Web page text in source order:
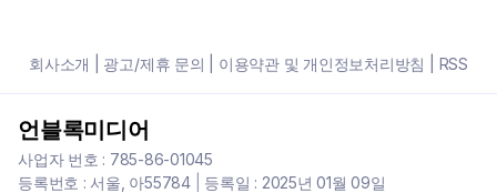
회사소개 광고/제휴 문의 이용약관 및 개인정보처리방침 RSS
언블록미디어
사업자 번호 : 785-86-01045
등록번호 : 서울, 아55784| 등록일 : 2025년 01월 09일